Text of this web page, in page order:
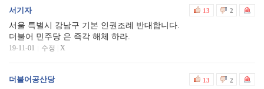
서기자 13 2
서울 특별시 강남구 기본 인권조례 반대합니다.
더불어 민주당 은 즉각 해체 하라.
19-11-01 수정 X
더불어공산당 13 2